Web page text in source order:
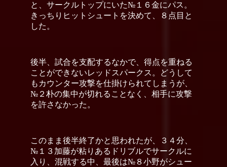
と、サークルトップにいた№１６金にパス。
きっちりヒットシュートを決めて、８点目と
した。
後半、試合を支配するなかで、得点を重ねる
ことができないレッドスパークス。どうして
もカウンター攻撃を仕掛けられてしまうが、
№２朴の集中が切れることなく、相手に攻撃
を許さなかった。
このまま後半終了かと思われたが、３４分、
№１３加藤が粘りあるドリブルでサークルに
入り、混戦する中、最後は№８小野がシュー